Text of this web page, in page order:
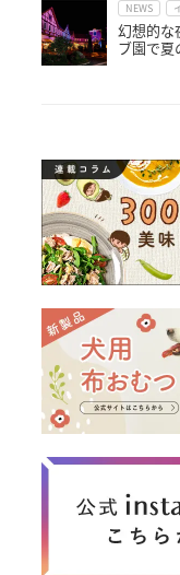
NEWS
幻想的な
ブ園で夏